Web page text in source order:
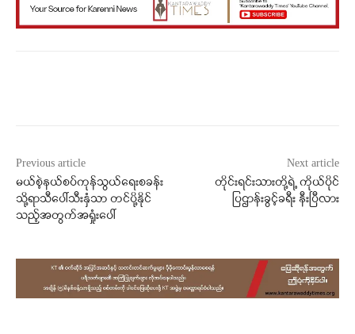
Previous article
မယ်စဲ့နယ်စပ်ကုန်သွယ်ရေးစခန်း
သို့ရာသီပေါ်သီးနှံသာ တင်ပို့နိုင်
သည့်အတွက်အရှုံးပေါ်
Next article
တိုင်းရင်းသားတို့ရဲ့ ကိုယ်ပိုင်
ပြဌာန်းခွင့်ခရီး နီးပြီလား